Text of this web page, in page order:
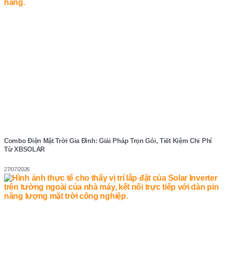
Combo Điện Mặt Trời Gia Đình: Giải Pháp Trọn Gói, Tiết Kiệm Chi Phí
Từ XBSOLAR
27/07/2026